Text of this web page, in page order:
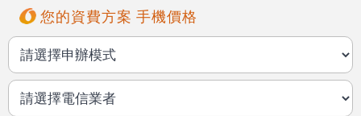
您的資費方案 手機價格